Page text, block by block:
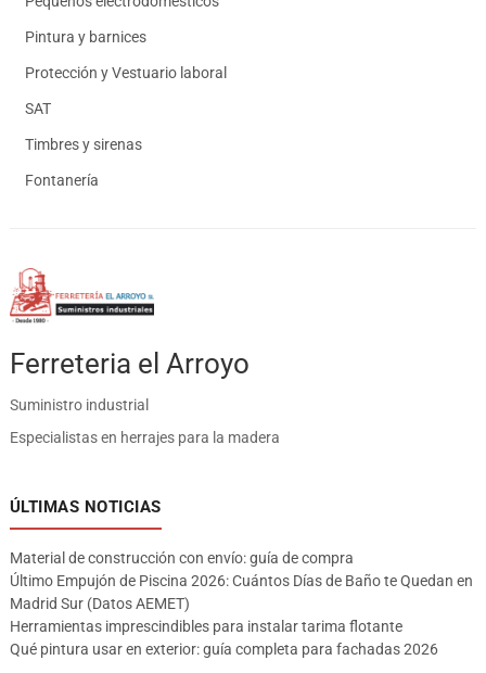
Pintura y barnices
Protección y Vestuario laboral
SAT
Timbres y sirenas
Fontanería
Ferreteria el Arroyo
Suministro industrial
Especialistas en herrajes para la madera
ÚLTIMAS NOTICIAS
Material de construcción con envío: guía de compra
Último Empujón de Piscina 2026: Cuántos Días de Baño te Quedan en
Madrid Sur (Datos AEMET)
Herramientas imprescindibles para instalar tarima flotante
Qué pintura usar en exterior: guía completa para fachadas 2026